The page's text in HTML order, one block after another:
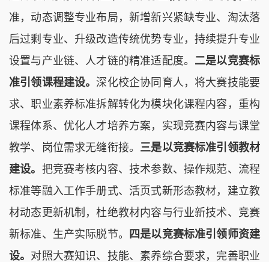
准，动态调整专业布局，新增新兴紧缺专业、淘汰落
后过剩专业、升级改造传统优势专业，持续提升专业
设置与产业链、人才链的精准适配度。 二是以竞赛标
准引领课程建设。 深化校企协同育人，将大赛技能要
求、职业素养标准拆解转化为模块化课程内容，重构
课程体系、优化人才培养方案，实现竞赛内容与课堂
教学、岗位需求无缝衔接。 三是以竞赛标准引领教材
建设。 把竞赛考核内容、技术参数、操作规范、流程
标准等融入工作手册式、活页式新形态教材，建立教
材动态更新机制，杜绝教材内容与行业新技术、竞赛
新标准、生产实际脱节。
四是以竞赛标准引领师资建
设。 对照大赛知识、技能、素养综合要求，完善职业